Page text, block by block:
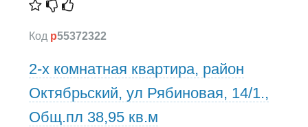
Код p55372322
2-х комнатная квартира, район
Октябрьский, ул Рябиновая, 14/1.,
Общ.пл 38,95 кв.м